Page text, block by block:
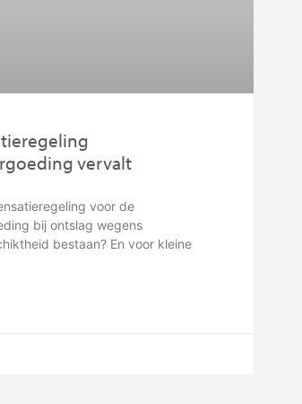
vervalt
voor de
bij ontslag wegens
bestaan? En voor kleine